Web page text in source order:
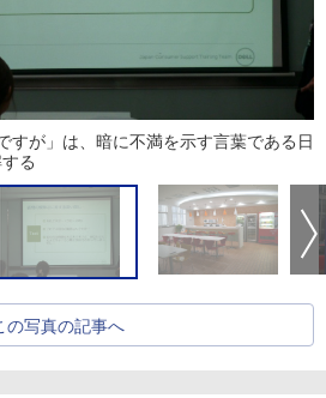
すが」は、暗に不満を示す言葉である日
る
の写真の記事へ